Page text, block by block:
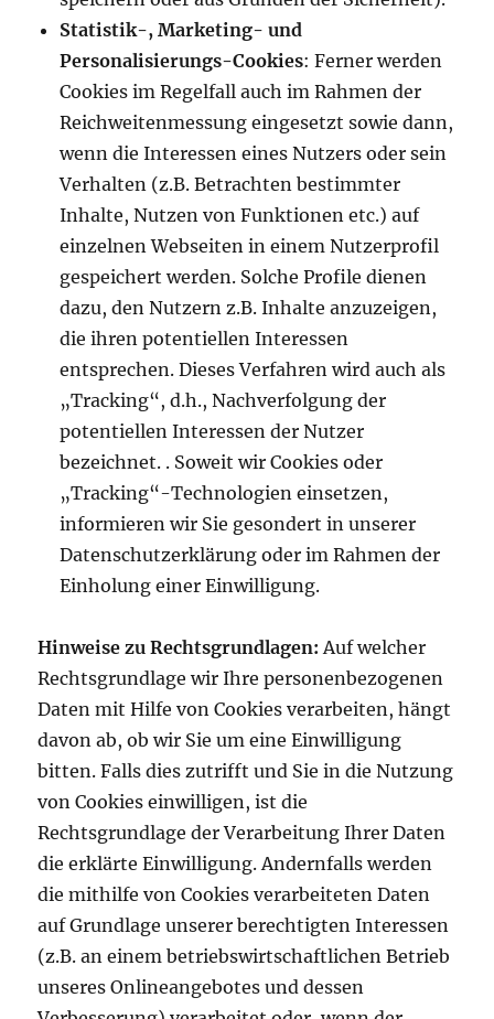
Statistik-, Marketing- und
Personalisierungs-Cookies: Ferner werden
Cookies im Regelfall auch im Rahmen der
Reichweitenmessung eingesetzt sowie dann,
wenn die Interessen eines Nutzers oder sein
Verhalten (z.B. Betrachten bestimmter
Inhalte, Nutzen von Funktionen etc.) auf
einzelnen Webseiten in einem Nutzerprofil
gespeichert werden. Solche Profile dienen
dazu, den Nutzern z.B. Inhalte anzuzeigen,
die ihren potentiellen Interessen
entsprechen. Dieses Verfahren wird auch als
„Tracking“, d.h., Nachverfolgung der
potentiellen Interessen der Nutzer
bezeichnet. . Soweit wir Cookies oder
„Tracking“-Technologien einsetzen,
informieren wir Sie gesondert in unserer
Datenschutzerklärung oder im Rahmen der
Einholung einer Einwilligung.
Hinweise zu Rechtsgrundlagen:Auf welcher
Rechtsgrundlage wir Ihre personenbezogenen
Daten mit Hilfe von Cookies verarbeiten, hängt
davon ab, ob wir Sie um eine Einwilligung
bitten. Falls dies zutrifft und Sie in die Nutzung
von Cookies einwilligen, ist die
Rechtsgrundlage der Verarbeitung Ihrer Daten
die erklärte Einwilligung. Andernfalls werden
die mithilfe von Cookies verarbeiteten Daten
auf Grundlage unserer berechtigten Interessen
(z.B. an einem betriebswirtschaftlichen Betrieb
unseres Onlineangebotes und dessen